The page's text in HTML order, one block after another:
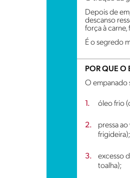
Depois de
descanso
força à carne,
É o segredo
POR QUE O
O empanado
óleo frio
pressa
frigideira);
excesso
toalha);